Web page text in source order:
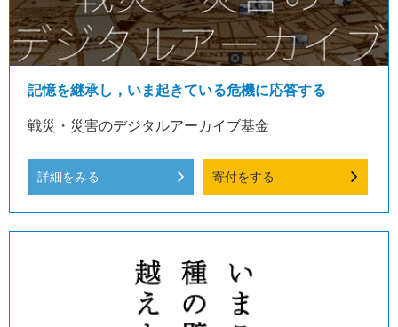
記憶を継承し，いま起きている危機に応答する
戦災・災害のデジタルアーカイブ基金
詳細をみる 寄付をする